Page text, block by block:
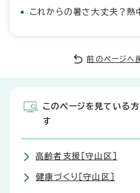
これからの暑さ大丈夫？熱
前のページへ
このページを見ている
す
高齢者支援［守山区］
健康づくり［守山区］